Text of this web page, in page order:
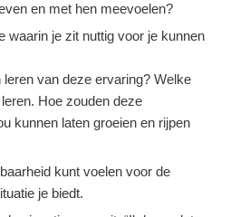
en met hen meevoelen?
waarin je zit nuttig voor je kunnen
leren van deze ervaring? Welke
Hoe zouden deze
kunnen laten groeien en rijpen
kunt voelen voor de
je biedt.